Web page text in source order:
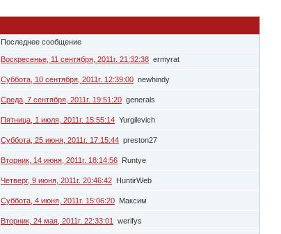
Последнее сообщение
Воскресенье, 11 сентября, 2011г. 21:32:38 ermyrat
Суббота, 10 сентября, 2011г. 12:39:00 newhindy
Среда, 7 сентября, 2011г. 19:51:20 generals
Пятница, 1 июля, 2011г. 15:55:14 Yurgilevich
Суббота, 25 июня, 2011г. 17:15:44 preston27
Вторник, 14 июня, 2011г. 18:14:56 Runtye
Четверг, 9 июня, 2011г. 20:46:42 HuntirWeb
Суббота, 4 июня, 2011г. 15:06:20 Максим
Вторник, 24 мая, 2011г. 22:33:01 werifys